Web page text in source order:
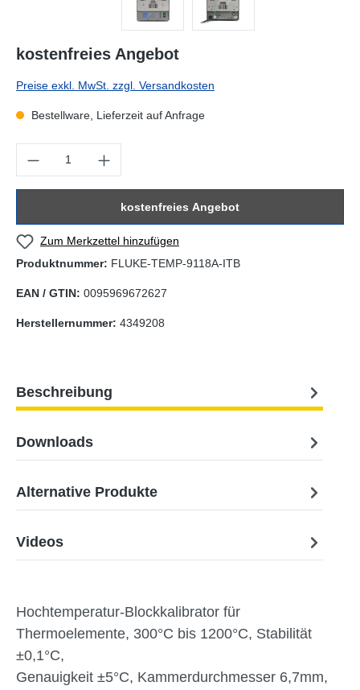
kostenfreies Angebot
Preise exkl. MwSt. zzgl. Versandkosten
Bestellware, Lieferzeit auf Anfrage
kostenfreies Angebot
Zum Merkzettel hinzufügen
Produktnummer: FLUKE-TEMP-9118A-ITB
EAN / GTIN: 0095969672627
Herstellernummer: 4349208
Beschreibung
Downloads
Alternative Produkte
Videos
Hochtemperatur-Blockkalibrator für
Thermoelemente, 300°C bis 1200°C, Stabilität
±0,1°C,
Genauigkeit ±5°C, Kammerdurchmesser 6,7mm,